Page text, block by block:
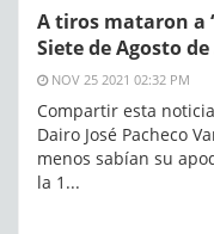
A tiros mataron a
Siete de Agosto
NOV 25 2021 02:32 PM
Compartir esta
Dairo José Pacheco
menos sabían su
la 1...